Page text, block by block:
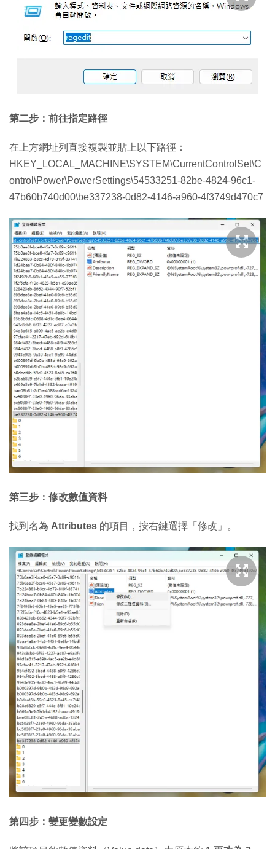
第二步：前往指定路徑
在上方網址列直接複製並貼上以下路徑：
HKEY_LOCAL_MACHINE\SYSTEM\CurrentControlSet\C
ontrol\Power\PowerSettings\54533251-82be-4824-96c1-
47b60b740d00\be337238-0d82-4146-a960-4f3749d470c7
第三步：修改數值資料
找到名為 Attributes 的項目，按右鍵選擇「修改」。
第四步：變更變數設定